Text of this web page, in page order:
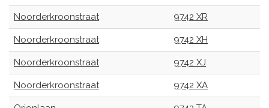
Noorderkroonstraat 9742 XR
Noorderkroonstraat 9742 XH
Noorderkroonstraat 9742 XJ
Noorderkroonstraat 9742 XA